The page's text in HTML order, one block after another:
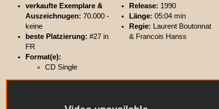
verkaufte Exemplare &
Auszeichnugen: 70.000 -
keine
beste Platzierung: #27 in
FR
Format(e):
CD Single
Release: 1990
Länge: 05:04 min
Regie: Laurent Boutonnat
& Francois Hanss